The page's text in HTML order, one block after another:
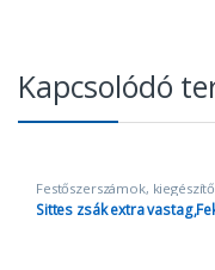
Kapcsolódó
Festőszerszámok,
Takarópapír és fólia
Sittes zsák extra